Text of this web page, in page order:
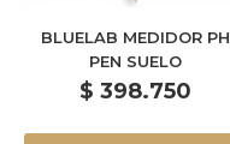
BLUELAB MEDIDOR PH
PEN SUELO
$ 398.750